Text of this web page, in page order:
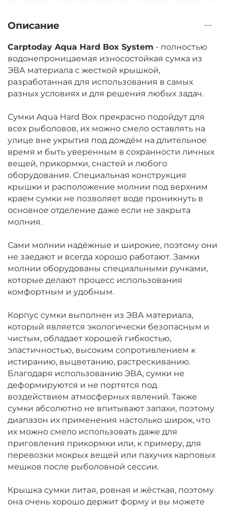
Описание
Carptoday Aqua Hard Box System - полностью
водонепроницаемая износостойкая сумка из
ЭВА материала с жесткой крышкой,
разработанная для использования в самых
разных условиях и для решения любых задач.
Сумки Aqua Hard Box прекрасно подойдут для
всех рыболовов, их можно смело оставлять на
улице вне укрытия под дождём на длительное
время и быть уверенным в сохранности личных
вещей, прикормки, снастей и любого
оборудования. Специальная конструкция
крышки и расположение молнии под верхним
краем сумки не позволяет воде проникнуть в
основное отделение даже если не закрыта
молния.
Сами молнии надёжные и широкие, поэтому они
не заедают и всегда хорошо работают. Замки
молнии оборудованы специальными ручками,
которые делают процесс использования
комфортным и удобным.
Корпус сумки выполнен из ЭВА материала,
который является экологически безопасным и
чистым, обладает хорошей гибкостью,
эластичностью, высоким сопротивлением к
истиранию, выцветанию, растрескиванию.
Благодаря использованию ЭВА, сумки не
деформируются и не портятся под
воздействием атмосферных явлений. Также
сумки абсолютно не впитывают запахи, поэтому
диапазон их применения настолько широк, что
их можно смело использовать даже для
приговления прикормки или, к примеру, для
перевозки мокрых вещей или пахучих карповых
мешков после рыболовной сессии.
Крышка сумки литая, ровная и жёсткая, поэтому
она очень хорошо держит форму и вы можете